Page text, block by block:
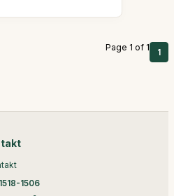
Page 1 of 1 1
1506